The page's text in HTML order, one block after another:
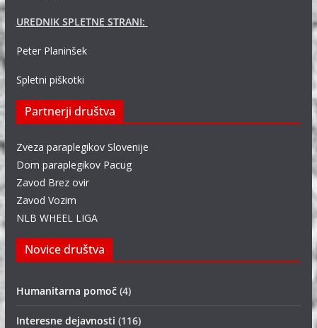
UREDNIK SPLETNE STRANI:
Peter Planinšek
Spletni piškotki
Partnerji društva
Zveza paraplegikov Slovenije
Dom paraplegikov Pacug
Zavod Brez ovir
Zavod Vozim
NLB WHEEL LIGA
Novice društva
Humanitarna pomoč(4)
Interesne dejavnosti (116)